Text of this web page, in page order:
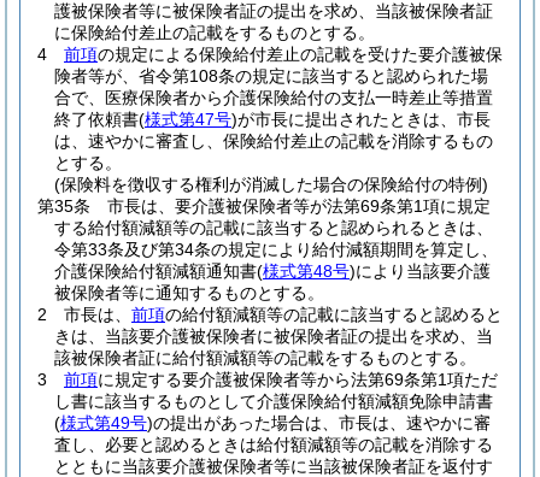
護被保険者等に被保険者証の提出を求め、当該被保険者証
に保険給付差止の記載をするものとする。
4
前項の規定による保険給付差止の記載を受けた要介護被保
険者等が、省令第108条の規定に該当すると認められた場
合で、医療保険者から介護保険給付の支払一時差止等措置
終了依頼書(様式第47号)が市長に提出されたときは、市長
は、速やかに審査し、保険給付差止の記載を消除するもの
とする。
(保険料を徴収する権利が消滅した場合の保険給付の特例)
第35条
市長は、要介護被保険者等が法第69条第1項に規定
する給付額減額等の記載に該当すると認められるときは、
令第33条及び第34条の規定により給付減額期間を算定し、
介護保険給付額減額通知書(様式第48号)により当該要介護
被保険者等に通知するものとする。
2
市長は、 前項の給付額減額等の記載に該当すると認めると
きは、当該要介護被保険者に被保険者証の提出を求め、当
該被保険者証に給付額減額等の記載をするものとする。
3
前項に規定する要介護被保険者等から法第69条第1項ただ
し書に該当するものとして介護保険給付額減額免除申請書
(様式第49号)の提出があった場合は、市長は、速やかに審
査し、必要と認めるときは給付額減額等の記載を消除する
とともに当該要介護被保険者等に当該被保険者証を返付す